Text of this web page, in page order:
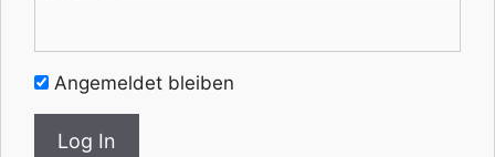
Angemeldet bleiben